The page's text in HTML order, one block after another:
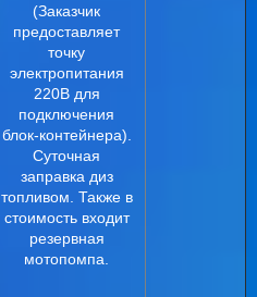
(Заказчик
предоставляет
точку
электропитания
220В для
подключения
блок-контейнера).
Суточная
заправка диз
топливом. Также в
стоимость входит
резервная
мотопомпа.